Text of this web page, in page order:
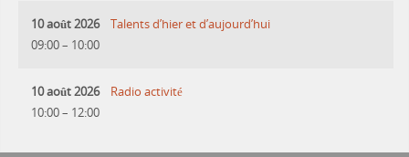
10 août 2026
09:00– 10:00
Talents d’hier et d’aujourd’hui
10 août 2026
10:00– 12:00
Radio activité